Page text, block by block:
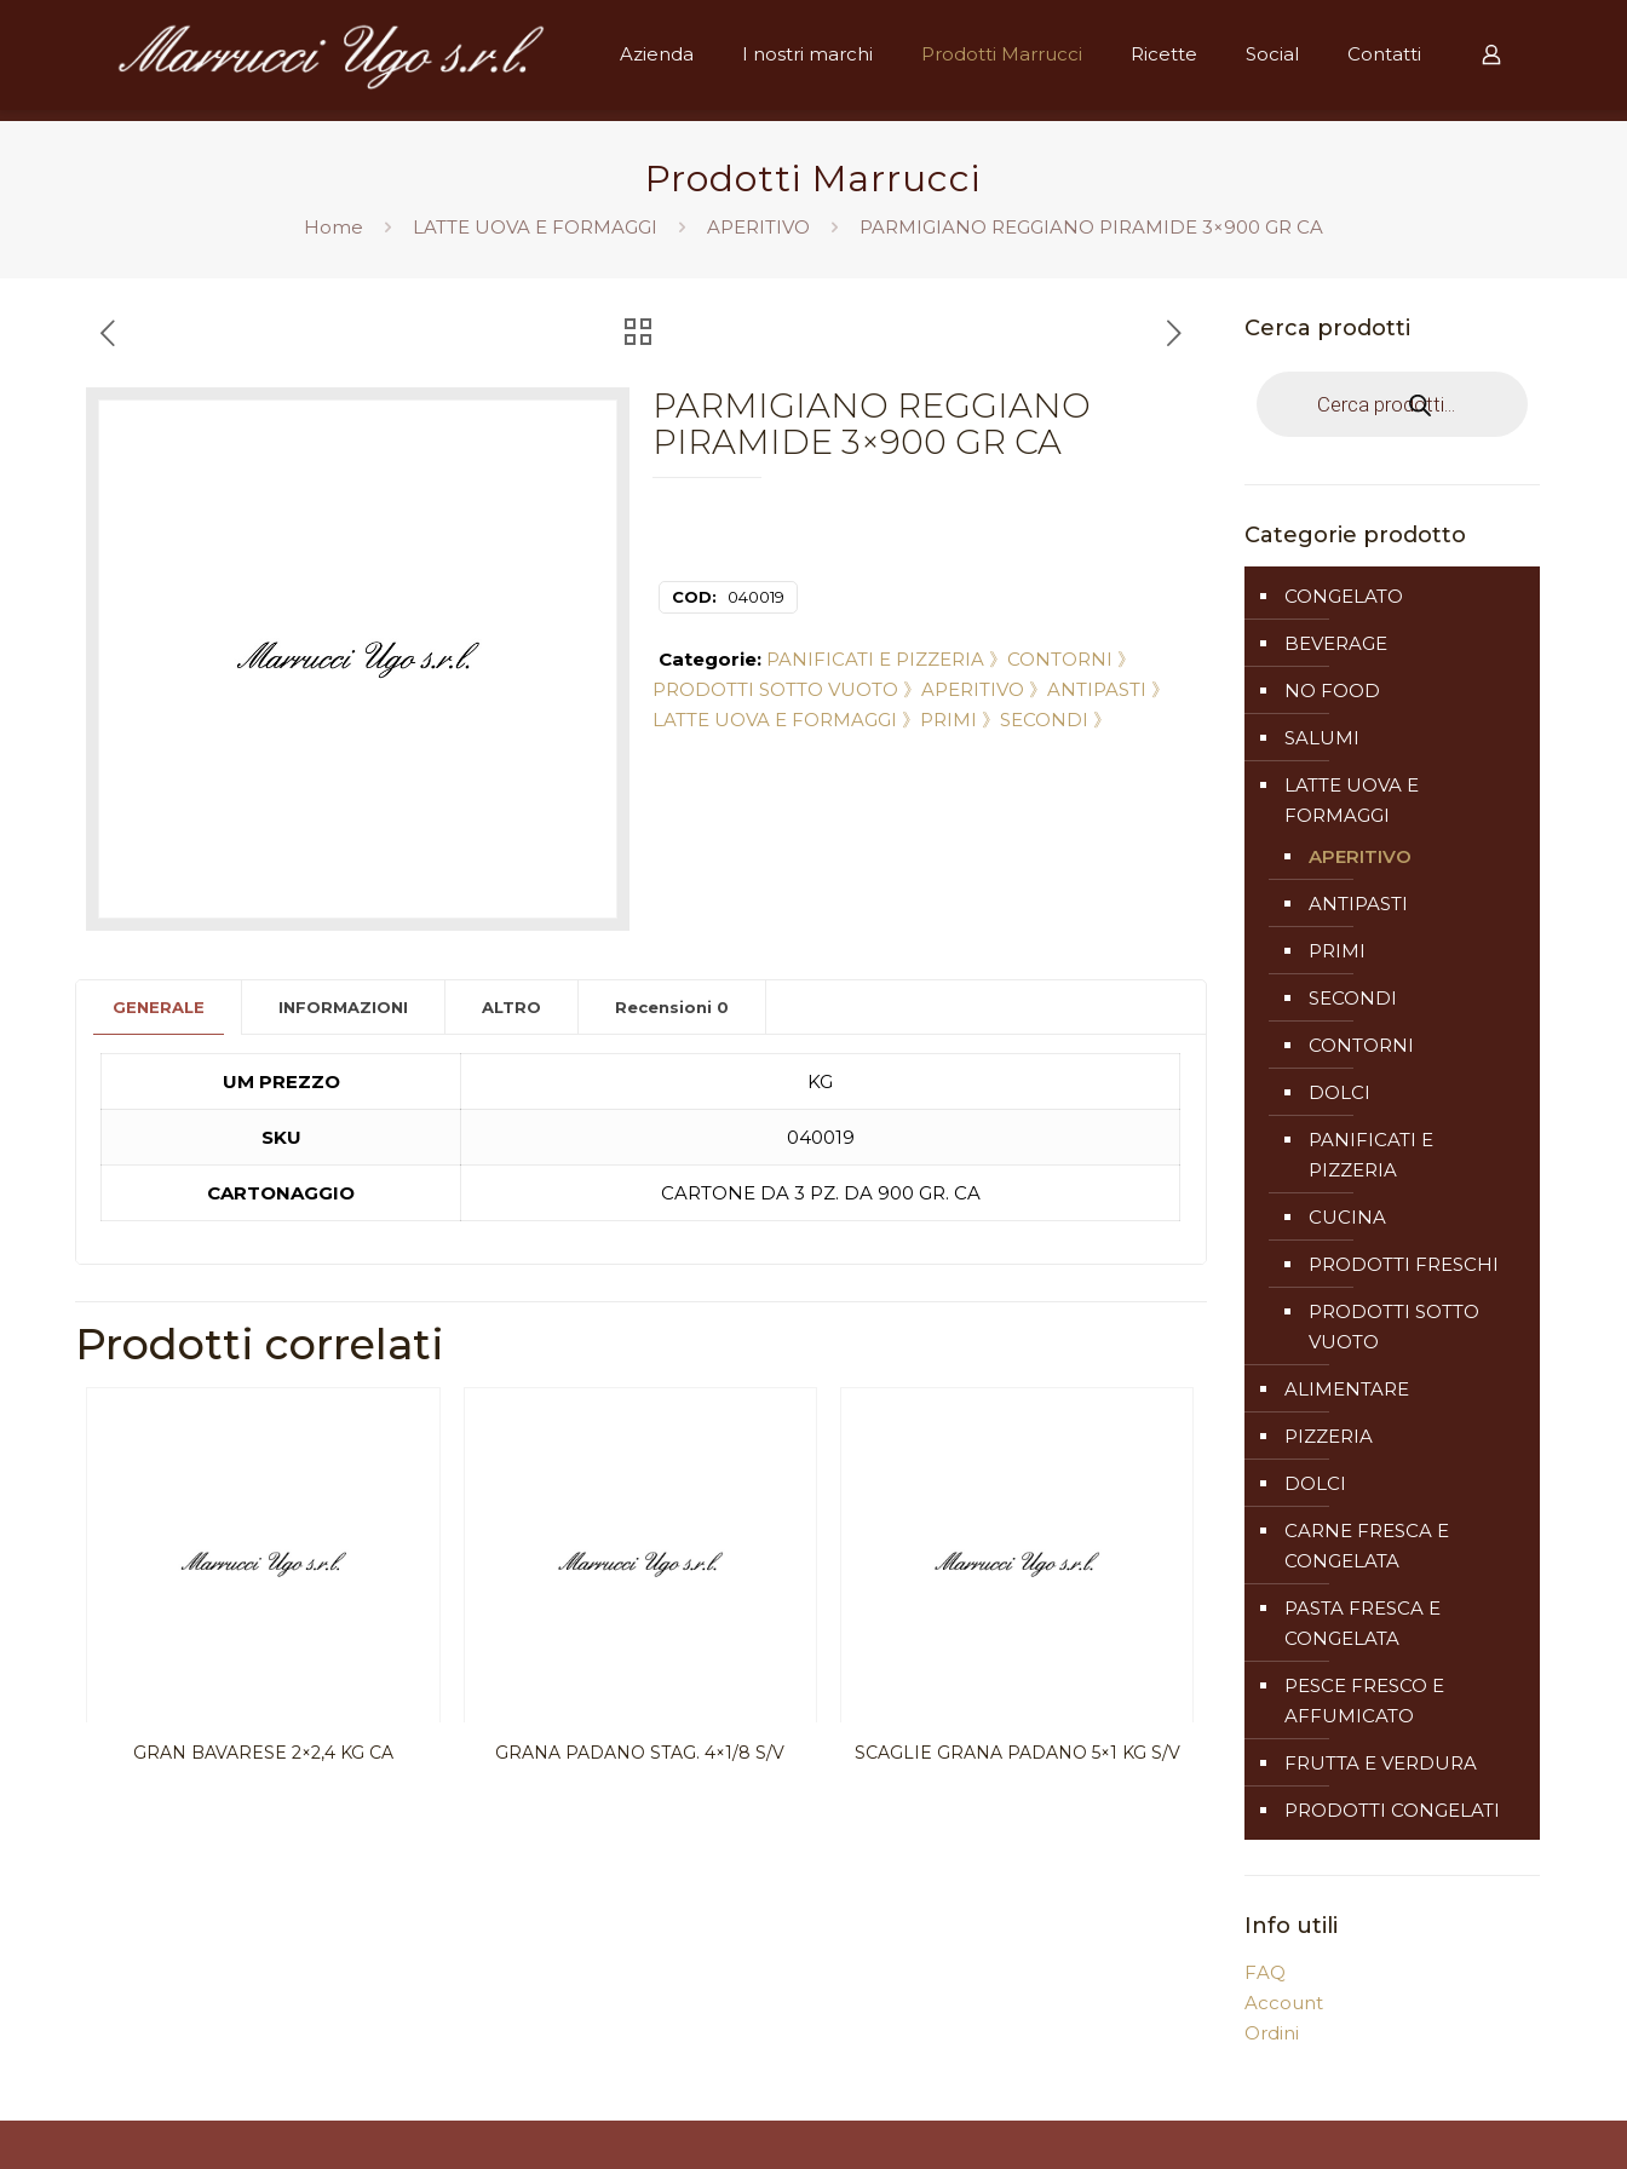
Azienda I nostri marchi Prodotti Marrucci Ricette Social Contatti
Prodotti Marrucci
Home LATTE UOVA E FORMAGGI APERITIVO PARMIGIANO REGGIANO PIRAMIDE 3×900 GR CA
PARMIGIANO REGGIANO
PIRAMIDE 3×900 GR CA
COD: 040019
Categorie: PANIFICATI E PIZZERIA 》 CONTORNI 》
PRODOTTI SOTTO VUOTO 》 APERITIVO 》 ANTIPASTI 》
LATTE UOVA E FORMAGGI 》 PRIMI 》 SECONDI 》
GENERALE INFORMAZIONI ALTRO Recensioni 0
UM PREZZO KG
SKU 040019
CARTONAGGIO CARTONE DA 3 PZ. DA 900 GR. CA
Prodotti correlati
GRAN BAVARESE 2×2,4 KG CA GRANA PADANO STAG. 4×1/8 S/V SCAGLIE GRANA PADANO 5×1 KG S/V
Cerca prodotti
search
Categorie prodotto
CONGELATO
BEVERAGE
NO FOOD
SALUMI
LATTE UOVA E
FORMAGGI
APERITIVO
ANTIPASTI
PRIMI
SECONDI
CONTORNI
DOLCI
PANIFICATI E
PIZZERIA
CUCINA
PRODOTTI FRESCHI
PRODOTTI SOTTO
VUOTO
ALIMENTARE
PIZZERIA
DOLCI
CARNE FRESCA E
CONGELATA
PASTA FRESCA E
CONGELATA
PESCE FRESCO E
AFFUMICATO
FRUTTA E VERDURA
PRODOTTI CONGELATI
Info utili
FAQ
Account
Ordini